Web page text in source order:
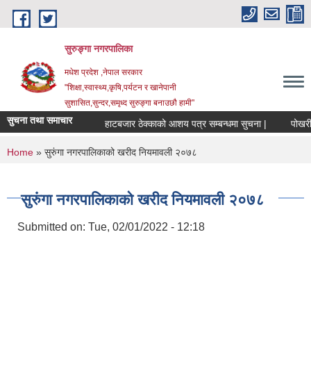
Skip to main content
सुरुङ्‍गा नगरपालिका
मधेश प्रदेश ,नेपाल सरकार
"शिक्षा,स्वास्थ्य,कृषि,पर्यटन र खानेपानी
सुशासित,सुन्दर,समृध्द सुरुङ्गा बनाउछौ हामी"
सुचना तथा समाचार हाटबजार ठेक्काको आशय पत्र सम्बन्धमा सुचना | पोखरी
You are here
Home » सुरुंगा नगरपालिकाको खरीद नियमावली २०७८
सुरुंगा नगरपालिकाको खरीद नियमावली २०७८
Submitted on: Tue, 02/01/2022 - 12:18